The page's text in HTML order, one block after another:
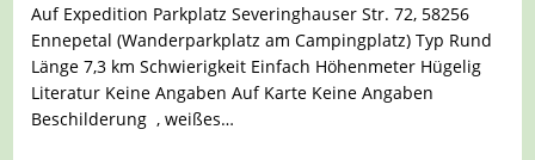
Auf Expedition Parkplatz Severinghauser Str. 72, 58256
Ennepetal (Wanderparkplatz am Campingplatz) Typ Rund
Länge 7,3 km Schwierigkeit Einfach Höhenmeter Hügelig
Literatur Keine Angaben Auf Karte Keine Angaben
Beschilderung , weißes…